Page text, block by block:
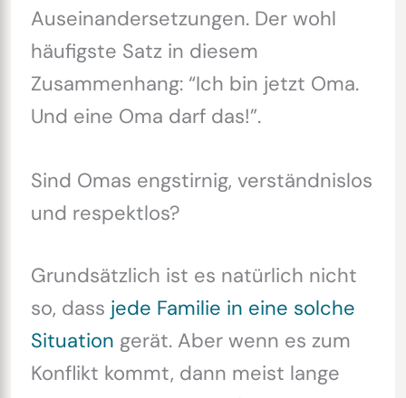
Auseinandersetzungen. Der wohl
häufigste Satz in diesem
Zusammenhang: “Ich bin jetzt Oma.
Und eine Oma darf das!”.
Sind Omas engstirnig, verständnislos
und respektlos?
Grundsätzlich ist es natürlich nicht
so, dass jede Familie in eine solche
Situation gerät. Aber wenn es zum
Konflikt kommt, dann meist lange